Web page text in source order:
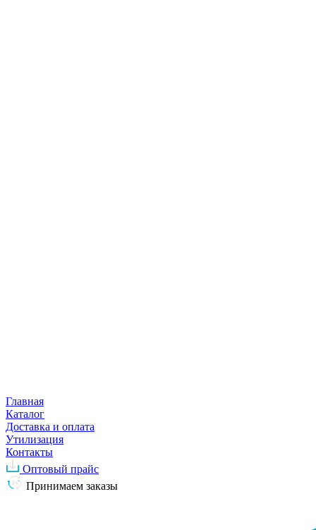
Главная
Каталог
Доставка и оплата
Утилизация
Контакты
Оптовый прайс
Принимаем заказы